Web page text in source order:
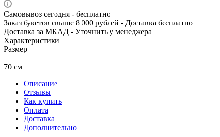
Самовывоз сегодня - бесплатно
Заказ букетов свыше 8 000 рублей - Доставка бесплатно
Доставка за МКАД - Уточнить у менеджера
Характеристики
Размер
—
70 см
Описание
Отзывы
Как купить
Оплата
Доставка
Дополнительно